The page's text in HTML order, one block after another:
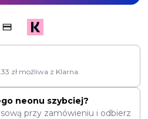
zł możliwa z Klarna.
neonu szybciej?
przy zamówieniu i odbierz